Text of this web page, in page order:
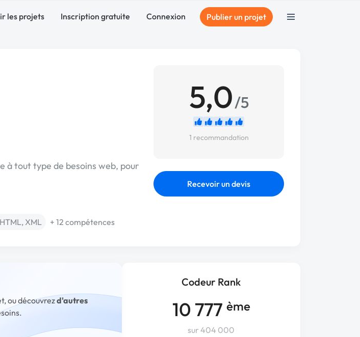
les projets Inscription gratuite Connexion Publier un projet
à tout type de besoins web, pour
XML + 12 compétences
5,0/5
1 recommandation
Recevoir un devis
Codeur Rank
10 777 ème
sur 404 000
ou découvrezd'autres